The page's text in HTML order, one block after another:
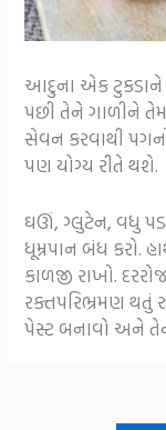
આદુના એક ટુકડાને
પછી તેને ગાળીને
સેવન કરવાથી
પણ યોગ્ય રીતે થશે.
ઘઊં, ગ્લુટેન, વધુ
ધૂમ્રપાન બંધ કરો.
કાળજી રાખો.
રક્તપરિભ્રમણ
પેસ્ટ બનાવો અને